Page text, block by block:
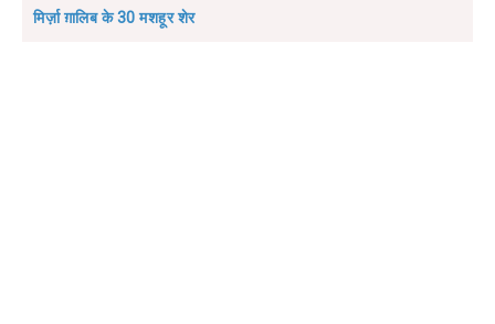
मिर्ज़ा ग़ालिब के 30 मशहूर शेर